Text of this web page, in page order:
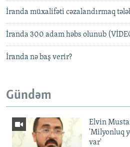
İranda müxalifəti cəzalandırmaq
İranda 300 adam həbs olunub
İranda nə baş verir?
Gündəm
Elvin
'Milyonluq
var'